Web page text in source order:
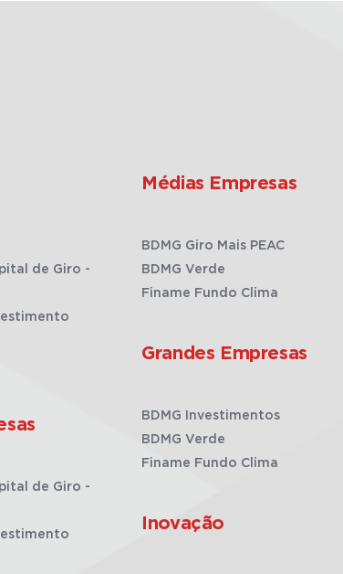
de Giro -
de Giro -
Médias Empresas
BDMG Giro Mais PEAC
BDMG Verde
Finame Fundo Clima
Grandes Empresas
BDMG Investimentos
BDMG Verde
Finame Fundo Clima
Inovação